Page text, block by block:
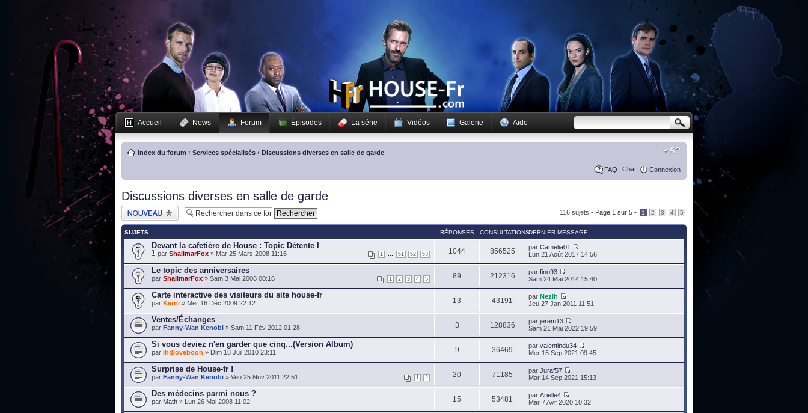
Accueil News Forum Épisodes La série Vidéos Galerie Aide
Index du forum ‹ Services spécialisés ‹ Discussions diverses en salle de garde
FAQ Chat Connexion
Discussions diverses en salle de garde
Publier un nouveau
sujet
116 sujets • Page 1 sur 5 • 1 2 3 4 5
SUJETS RÉPONSES CONSULTATIONSDERNIER MESSAGE
Devant la cafetière de House : Topic Détente I
1 51 52 53
par ShalimarFox » Mar 25 Mars 2008 11:16 1044 856525 par Camelia01
Lun 21 Août 2017 14:56
Le topic des anniversaires
1 2 3 4 5
par ShalimarFox » Sam 3 Mai 2008 00:16 89 212316 par fino93
Sam 24 Mai 2014 15:40
Carte interactive des visiteurs du site house-fr
par Kerni » Mer 16 Déc 2009 22:12 13 43191 par Nezih
Jeu 27 Jan 2011 11:51
Ventes/Échanges
par Fanny-Wan Kenobi » Sam 11 Fév 2012 01:28 3 128836 par jerem13
Sam 21 Mai 2022 19:59
Si vous deviez n'en garder que cinq...(Version Album)
par lhdlovebooh » Dim 18 Juil 2010 23:11 9 36469 par valentindu34
Mer 15 Sep 2021 09:45
Surprise de House-fr !
1 2
par Fanny-Wan Kenobi » Ven 25 Nov 2011 22:51 20 71185 par Juraf57
Mar 14 Sep 2021 15:13
Des médecins parmi nous ?
par Math » Lun 26 Mai 2008 11:02 15 53481 par Arielle4
Mar 7 Avr 2020 10:32